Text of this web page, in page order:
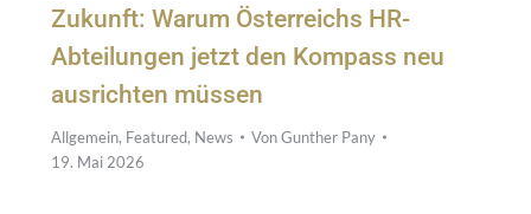
Zukunft: Warum Österreichs HR-
Abteilungen jetzt den Kompass neu
ausrichten müssen
Allgemein, Featured, News VonGunther Pany
19. Mai 2026